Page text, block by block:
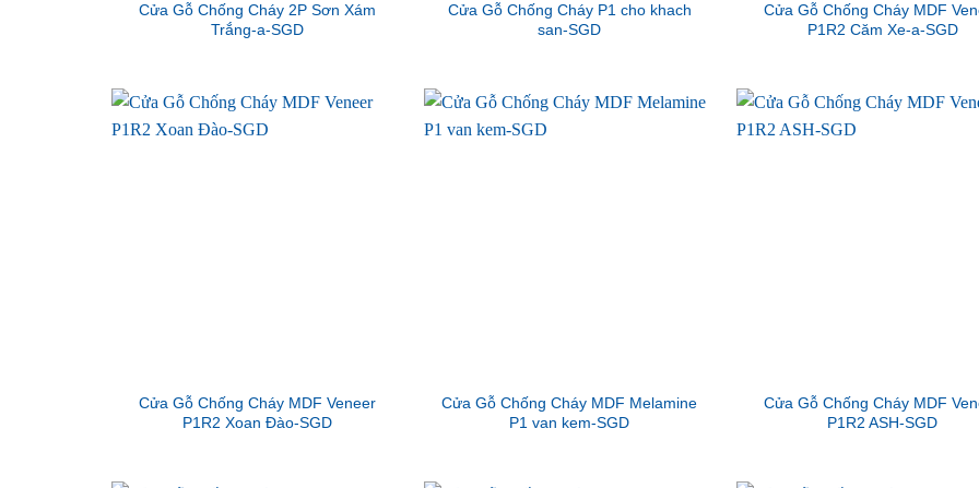
Cửa Gỗ Chống Cháy 2P Sơn Xám
Trắng-a-SGD
Cửa Gỗ Chống Cháy P1 cho khach
san-SGD
Cửa Gỗ Chống Cháy MDF
P1R2 Căm Xe-a-SGD
Cửa Gỗ Chống Cháy MDF Veneer
P1R2 Xoan Đào-SGD
Cửa Gỗ Chống Cháy MDF Melamine
P1 van kem-SGD
Cửa Gỗ Chống Cháy MDF
P1R2 ASH-SGD